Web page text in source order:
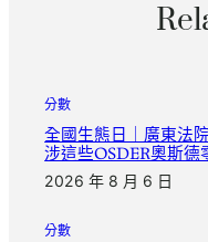
分數
全國生態日｜廣東法
涉這些OSDER奧斯德
2026 年 8 月 6 日
分數